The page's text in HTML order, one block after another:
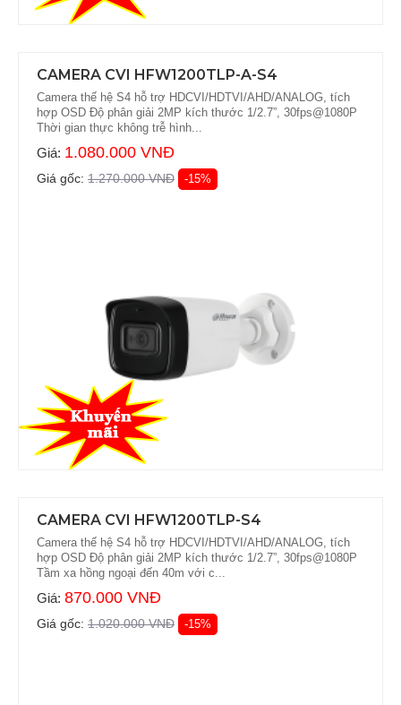
CAMERA CVI HFW1200TLP-A-S4
Camera thế hệ S4 hỗ trợ HDCVI/HDTVI/AHD/ANALOG, tích
hợp OSD Độ phân giải 2MP kích thước 1/2.7”, 30fps@1080P
Thời gian thực không trễ hình...
Giá: 1.080.000 VNĐ
Giá gốc: 1.270.000 VNĐ -15%
CAMERA CVI HFW1200TLP-S4
Camera thế hệ S4 hỗ trợ HDCVI/HDTVI/AHD/ANALOG, tích
hợp OSD Độ phân giải 2MP kích thước 1/2.7”, 30fps@1080P
Tầm xa hồng ngoại đến 40m với c...
Giá: 870.000 VNĐ
Giá gốc: 1.020.000 VNĐ -15%